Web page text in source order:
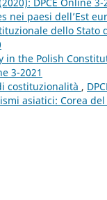
nei paesi dell’Est
dello Stato
in the Polish
3-2021
costituzionalità ,
asiatici: Corea